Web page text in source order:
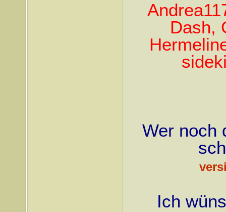
Dash,
Wer noch
Ich